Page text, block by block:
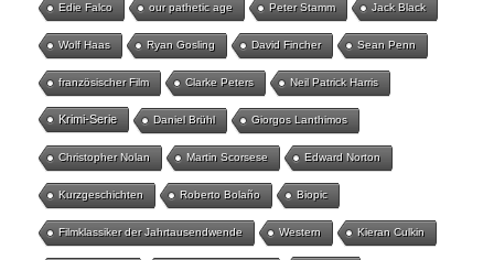
Edie Falco our pathetic age Peter Stamm Jack Black
Wolf Haas Ryan Gosling David Fincher Sean Penn
französischer Film Clarke Peters Neil Patrick Harris
Krimi-Serie Daniel Brühl Giorgos Lanthimos
Christopher Nolan Martin Scorsese Edward Norton
Kurzgeschichten Roberto Bolaño Biopic
Filmklassiker der Jahrtausendwende Western Kieran Culkin